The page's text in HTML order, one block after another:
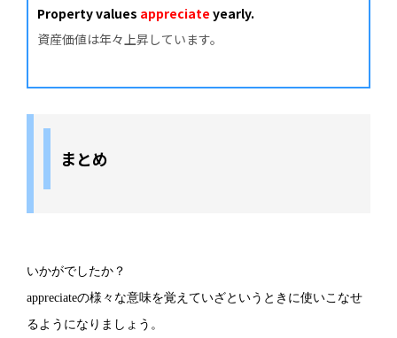
Property values appreciate yearly.
資産価値は年々上昇しています。
まとめ
いかがでしたか？
appreciateの様々な意味を覚えていざというときに使いこなせ
るようになりましょう。